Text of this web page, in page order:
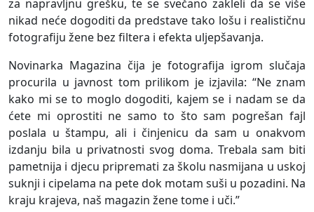
za napravljnu grešku, te se svečano zakleli da se više
nikad neće dogoditi da predstave tako lošu i realističnu
fotografiju žene bez filtera i efekta uljepšavanja.
Novinarka Magazina čija je fotografija igrom slučaja
procurila u javnost tom prilikom je izjavila: “Ne znam
kako mi se to moglo dogoditi, kajem se i nadam se da
ćete mi oprostiti ne samo to što sam pogrešan fajl
poslala u štampu, ali i činjenicu da sam u onakvom
izdanju bila u privatnosti svog doma. Trebala sam biti
pametnija i djecu pripremati za školu nasmijana u uskoj
suknji i cipelama na pete dok motam suši u pozadini. Na
kraju krajeva, naš magazin žene tome i uči.”